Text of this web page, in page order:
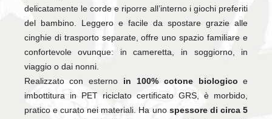
delicatamente le corde e riporre all’interno i giochi preferiti
del bambino. Leggero e facile da spostare grazie alle
cinghie di trasporto separate, offre uno spazio familiare e
confortevole ovunque: in cameretta, in soggiorno, in
viaggio o dai nonni.
Realizzato con esterno in 100% cotone biologico e
imbottitura in PET riciclato certificato GRS, è morbido,
pratico e curato nei materiali. Ha uno spessore di circa 5